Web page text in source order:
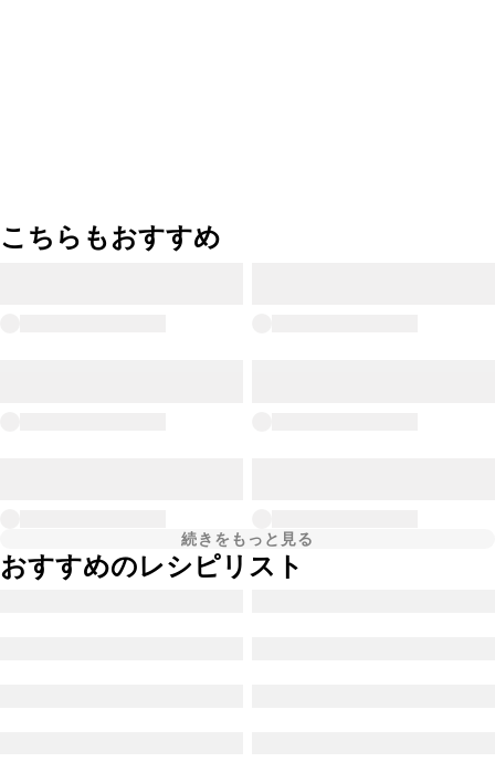
こちらもおすすめ
続きをもっと見る
おすすめのレシピリスト